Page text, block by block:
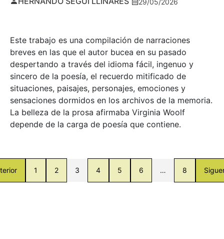
Este trabajo es una compilación de narraciones
breves en las que el autor bucea en su pasado
despertando a través del idioma fácil, ingenuo y
sincero de la poesía, el recuerdo mitificado de
situaciones, paisajes, personajes, emociones y
sensaciones dormidos en los archivos de la memoria.
La belleza de la prosa afirmaba Virginia Woolf
depende de la carga de poesía que contiene.
1 2 3 4 5 6 … 8